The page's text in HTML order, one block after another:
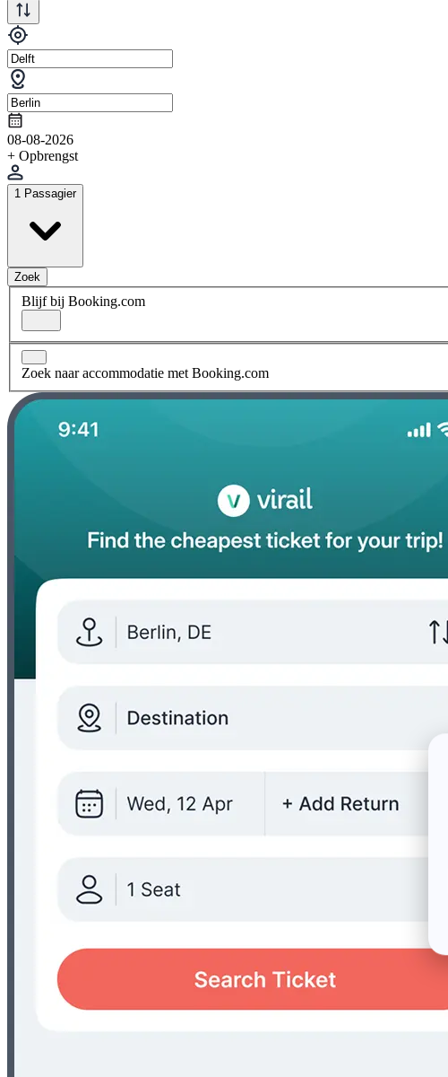
08-08-2026
+ Opbrengst
1 Passagier
Zoek
Blijf bij Booking.com
Zoek naar accommodatie met Booking.com